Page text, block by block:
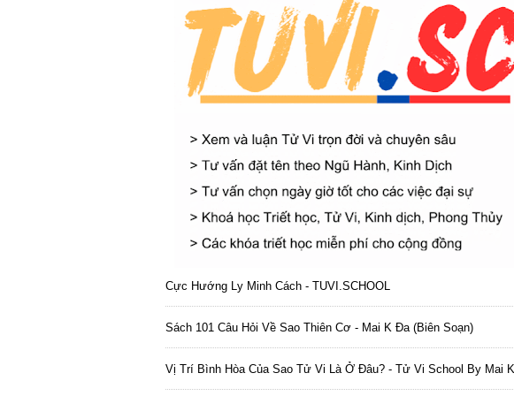
Cực Hướng Ly Minh Cách - TUVI.SCHOOL
Sách 101 Câu Hỏi Về Sao Thiên Cơ - Mai K Đa (biên Soạn)
Vị Trí Bình Hòa Của Sao Tử Vi Là Ở Đâu? - Tử Vi School By Mai